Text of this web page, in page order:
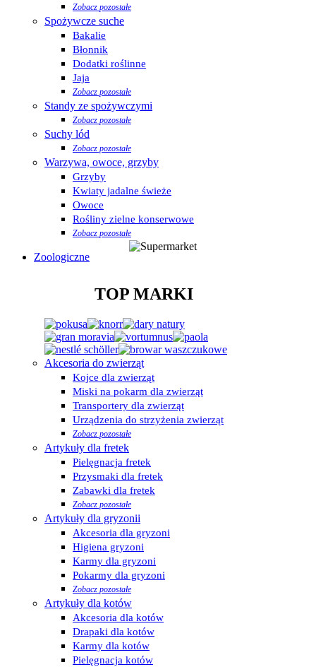
Zobacz pozostałe
Spożywcze suche
Bakalie
Błonnik
Dodatki roślinne
Jaja
Zobacz pozostałe
Standy ze spożywczymi
Zobacz pozostałe
Suchy lód
Zobacz pozostałe
Warzywa, owoce, grzyby
Grzyby
Kwiaty jadalne świeże
Owoce
Rośliny zielne konserwowe
Zobacz pozostałe
Zoologiczne
TOP MARKI
Akcesoria do zwierząt
Kojce dla zwierząt
Miski na pokarm dla zwierząt
Transportery dla zwierząt
Urządzenia do strzyżenia zwierząt
Zobacz pozostałe
Artykuły dla fretek
Pielęgnacja fretek
Przysmaki dla fretek
Zabawki dla fretek
Zobacz pozostałe
Artykuły dla gryzonii
Akcesoria dla gryzoni
Higiena gryzoni
Karmy dla gryzoni
Pokarmy dla gryzoni
Zobacz pozostałe
Artykuły dla kotów
Akcesoria dla kotów
Drapaki dla kotów
Karmy dla kotów
Pielęgnacja kotów